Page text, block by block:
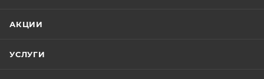
АКЦИИ
УСЛУГИ